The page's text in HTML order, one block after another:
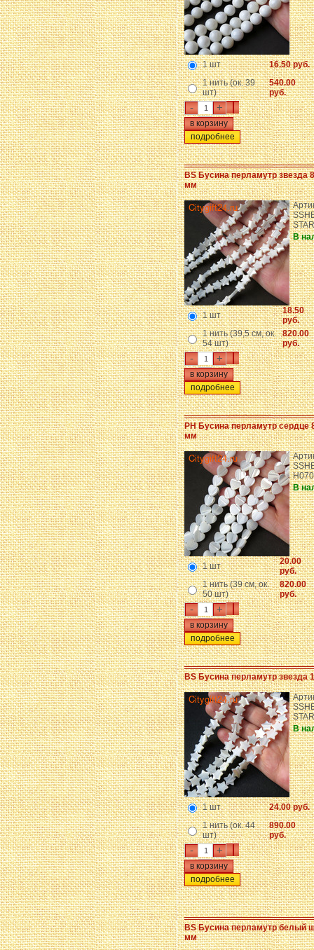
1 шт
16.50 руб.
1 нить (ок. 39
шт)
540.00
руб.
- +
подробнее
BS Бусина перламутр звезда
мм
В
1 шт
18.50
руб.
1 нить (39,5 см, ок.
54 шт)
820.00
руб.
- +
подробнее
PH Бусина перламутр сердце
мм
В
1 шт
20.00
руб.
1 нить (39 см, ок.
50 шт)
820.00
руб.
- +
подробнее
BS Бусина перламутр звезда
В
1 шт
24.00 руб.
1 нить (ок. 44
шт)
890.00
руб.
- +
подробнее
BS Бусина перламутр белый
мм